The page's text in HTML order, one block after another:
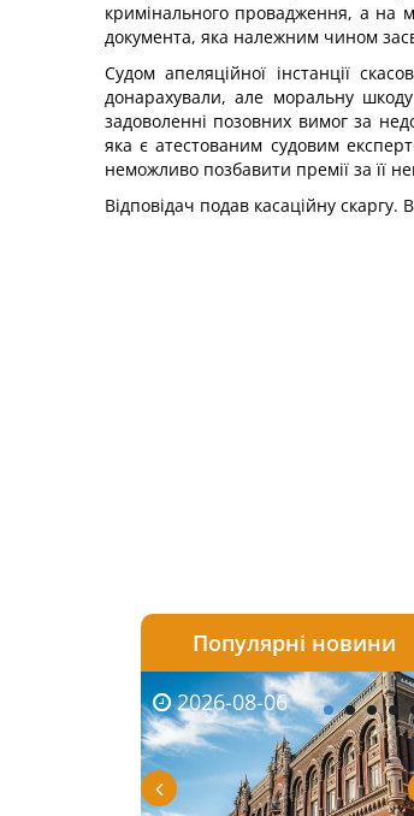
кримінального провадження, а на
документа, яка належним чином
Судом апеляційної інстанції
донарахували, але моральну
задоволенні позовних вимог за
яка є атестованим судовим
неможливо позбавити премії за її
Відповідач подав касаційну
Популярні новини
2026-08-06
2026-08-03